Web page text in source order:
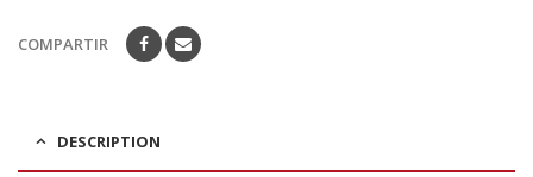
COMPARTIR
DESCRIPTION